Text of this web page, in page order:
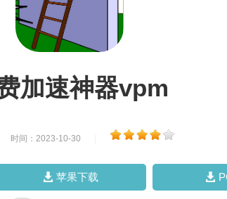
加速神器vpm
时间：2023-10-30
苹果下载